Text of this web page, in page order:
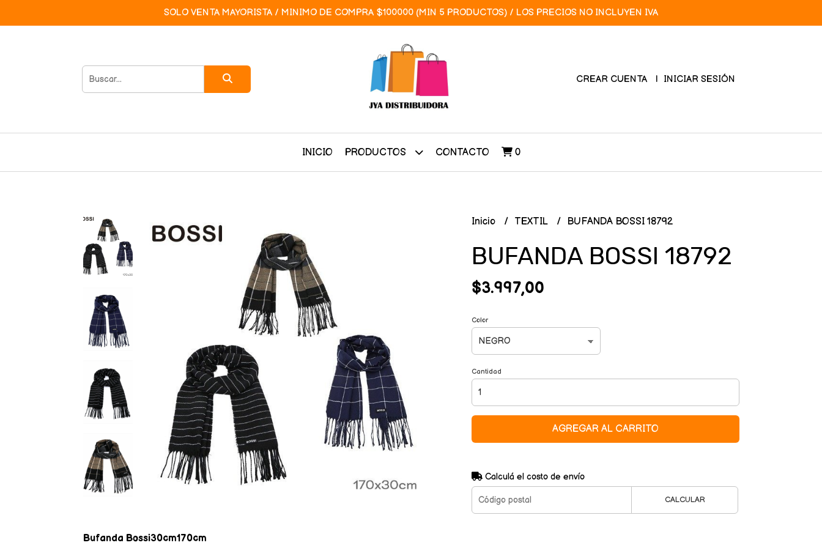
SOLO VENTA MAYORISTA / MINIMO DE COMPRA $100000 (MIN 5 PRODUCTOS) / LOS PRECIOS NO INCLUYEN IVA
CREAR CUENTA INICIAR SESIÓN
INICIO PRODUCTOS CONTACTO 0
Bufanda Bossi30cm170cm
Inicio TEXTIL BUFANDA BOSSI 18792
BUFANDA BOSSI 18792
$3.997,00
Color
Cantidad
AGREGAR AL CARRITO
Calculá el costo de envío
CALCULAR